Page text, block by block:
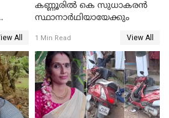
All
കണ്ണൂരിൽ കെ സുധാകരൻ
സ്ഥാനാർഥിയായേക്കും
1 Min Read View All